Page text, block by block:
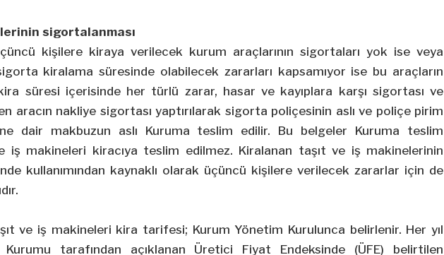
sigortalanması
kişilere kiraya verilecek kurum araçlarının sigortaları yok ise veya
kiralama süresinde olabilecek zararları kapsamıyor ise bu araçların
süresi içerisinde her türlü zarar, hasar ve kayıplara karşı sigortası ve
aracın nakliye sigortası yaptırılarak sigorta poliçesinin aslı ve poliçe pirim
dair makbuzun aslı Kuruma teslim edilir. Bu belgeler Kuruma teslim
iş makineleri kiracıya teslim edilmez. Kiralanan taşıt ve iş makinelerinin
kullanımından kaynaklı olarak üçüncü kişilere verilecek zararlar için de
ve iş makineleri kira tarifesi; Kurum Yönetim Kurulunca belirlenir. Her yıl
tarafından açıklanan Üretici Fiyat Endeksinde (ÜFE) belirtilen